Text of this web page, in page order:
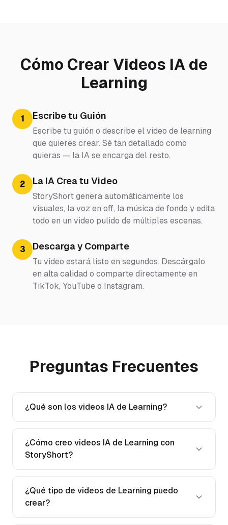
Cómo Crear Videos IA de
Learning
1 Escribe tu Guión
Escribe tu guión o describe el video de learning
que quieres crear. Sé tan detallado como
quieras — la IA se encarga del resto.
2 La IA Crea tu Video
StoryShort genera automáticamente los
visuales, la voz en off, la música de fondo y edita
todo en un video pulido de múltiples escenas.
3 Descarga y Comparte
Tu video estará listo en segundos. Descárgalo
en alta calidad o comparte directamente en
TikTok, YouTube o Instagram.
Preguntas Frecuentes
¿Qué son los videos IA de Learning?
¿Cómo creo videos IA de Learning con
StoryShort?
¿Qué tipo de videos de Learning puedo
crear?